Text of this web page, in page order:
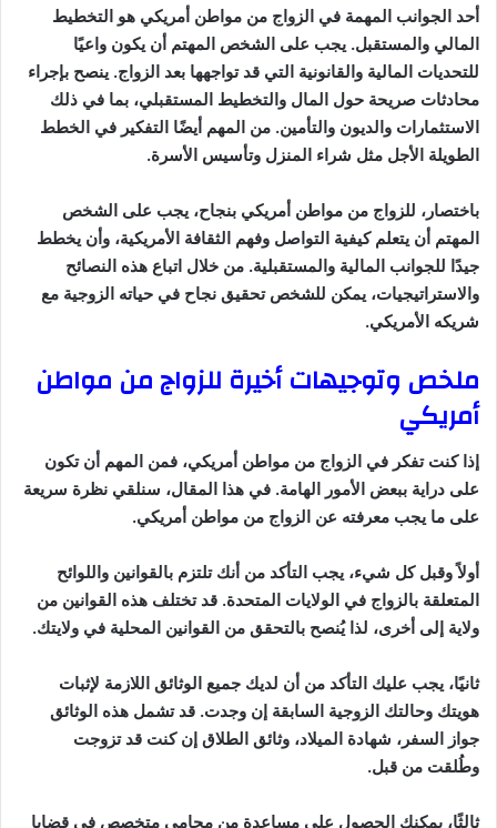
أحد الجوانب المهمة في الزواج من مواطن أمريكي هو التخطيط
المالي والمستقبل. يجب على الشخص المهتم أن يكون واعيًا
للتحديات المالية والقانونية التي قد تواجهها بعد الزواج. ينصح بإجراء
محادثات صريحة حول المال والتخطيط المستقبلي، بما في ذلك
الاستثمارات والديون والتأمين. من المهم أيضًا التفكير في الخطط
الطويلة الأجل مثل شراء المنزل وتأسيس الأسرة.
باختصار، للزواج من مواطن أمريكي بنجاح، يجب على الشخص
المهتم أن يتعلم كيفية التواصل وفهم الثقافة الأمريكية، وأن يخطط
جيدًا للجوانب المالية والمستقبلية. من خلال اتباع هذه النصائح
والاستراتيجيات، يمكن للشخص تحقيق نجاح في حياته الزوجية مع
شريكه الأمريكي.
ملخص وتوجيهات أخيرة للزواج من مواطن
أمريكي
إذا كنت تفكر في الزواج من مواطن أمريكي، فمن المهم أن تكون
على دراية ببعض الأمور الهامة. في هذا المقال، سنلقي نظرة سريعة
على ما يجب معرفته عن الزواج من مواطن أمريكي.
أولاً وقبل كل شيء، يجب التأكد من أنك تلتزم بالقوانين واللوائح
المتعلقة بالزواج في الولايات المتحدة. قد تختلف هذه القوانين من
ولاية إلى أخرى، لذا يُنصح بالتحقق من القوانين المحلية في ولايتك.
ثانيًا، يجب عليك التأكد من أن لديك جميع الوثائق اللازمة لإثبات
هويتك وحالتك الزوجية السابقة إن وجدت. قد تشمل هذه الوثائق
جواز السفر، شهادة الميلاد، وثائق الطلاق إن كنت قد تزوجت
وطُلقت من قبل.
ثالثًا، يمكنك الحصول على مساعدة من محامي متخصص في قضايا